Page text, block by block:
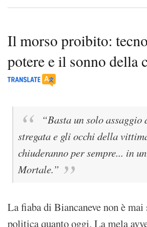
Il morso proibito:
potere e il sonno della
“Basta un solo assaggio
stregata e gli occhi della
chiuderanno per sempre... in
Mortale.”
La fiaba di Biancaneve non è mai
politica quanto oggi. La mela